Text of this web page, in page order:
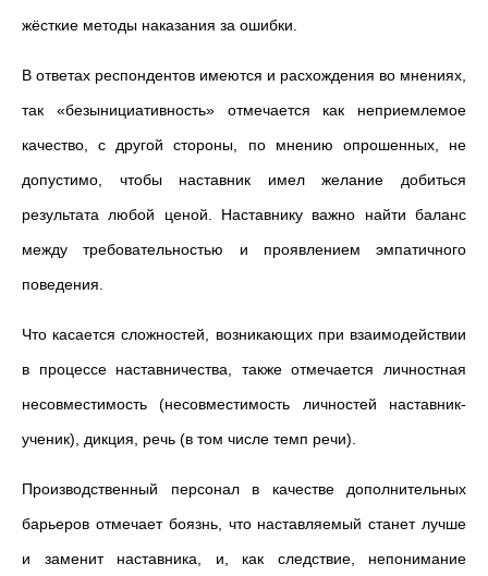
жёсткие методы наказания за ошибки.
В ответах респондентов имеются и расхождения во мнениях,
так «безынициативность» отмечается как неприемлемое
качество, с другой стороны, по мнению опрошенных, не
допустимо, чтобы наставник имел желание добиться
результата любой ценой. Наставнику важно найти баланс
между требовательностью и проявлением эмпатичного
поведения.
Что касается сложностей, возникающих при взаимодействии
в процессе наставничества, также отмечается личностная
несовместимость (несовместимость личностей наставник-
ученик), дикция, речь (в том числе темп речи).
Производственный персонал в качестве дополнительных
барьеров отмечает боязнь, что наставляемый станет лучше
и заменит наставника, и, как следствие, непонимание